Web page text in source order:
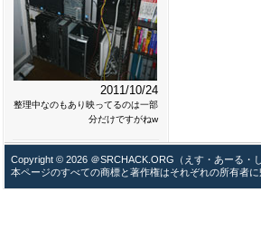
2011/10/24
整理中なのもあり映ってるのは一部
分だけですがねw
Copyright © 2026 ＠SRCHACK.ORG（えす・あーる・
本ページのすべての商標と著作権はそれぞれの所有者に